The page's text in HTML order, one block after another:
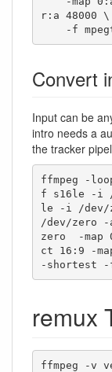
r:a 48000 \
-f
Convert
Input can be
intro needs a
the tracker
ffmpeg -
f s16le -i /
le -i /dev/
/dev/zero
zero  -map
ct 16:9 -
-shortest -
remux
ffmpeg -v